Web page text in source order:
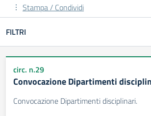
Stampa / Condividi
FILTRI
circ. n.29
Convocazione Dipartimenti
Convocazione Dipartimenti disciplinari.